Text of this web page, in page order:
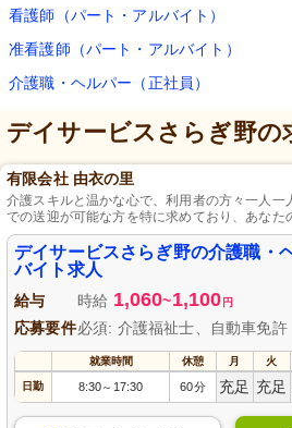
看護師（パート・アルバイト）
准看護師（パート・アルバイト）
介護職・ヘルパー（正社員）
デイサービスさらぎ野の
有限会社 由衣の里
介護スキルと温かな心で、利用者の方々一人一
での送迎が可能な方を特に求めており、あなた
から安心して過ごせる空間を共に作り上げま
だける方を心よりお待ちしています。
デイサービスさらぎ野の介護職・
バイト求人
給与 時給 1,060~1,100 円
応募要件必須: 介護福祉士、自動車免許
就業時間 休憩 月 火
日勤 8:30～ 17:30 60分 充足 充足